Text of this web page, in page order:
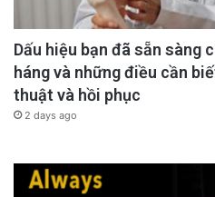
Dấu hiệu bạn đã sẵn sàng
háng và những điều cần
thuật và hồi phục
2 days ago